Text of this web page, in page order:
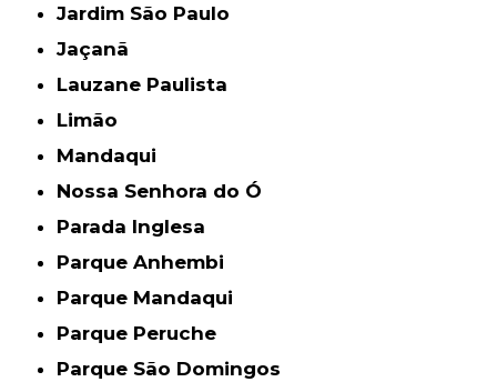
Jardim São Paulo
Jaçanã
Lauzane Paulista
Limão
Mandaqui
Nossa Senhora do Ó
Parada Inglesa
Parque Anhembi
Parque Mandaqui
Parque Peruche
Parque São Domingos